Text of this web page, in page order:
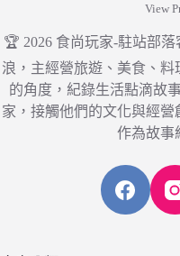
View
🏆 2026 食尚玩家-駐站部
浪，主經營旅遊、美食、
的角度，紀錄生活點滴故
家，接觸他們的文化與經
作為故事